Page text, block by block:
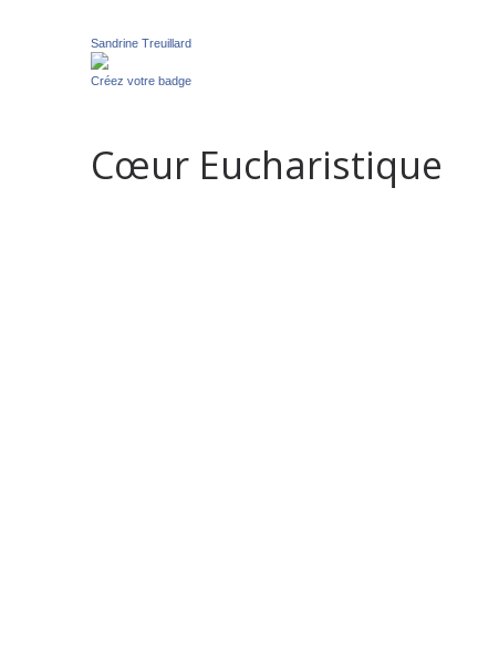
Sandrine Treuillard
Créez votre badge
Cœur Eucharistique